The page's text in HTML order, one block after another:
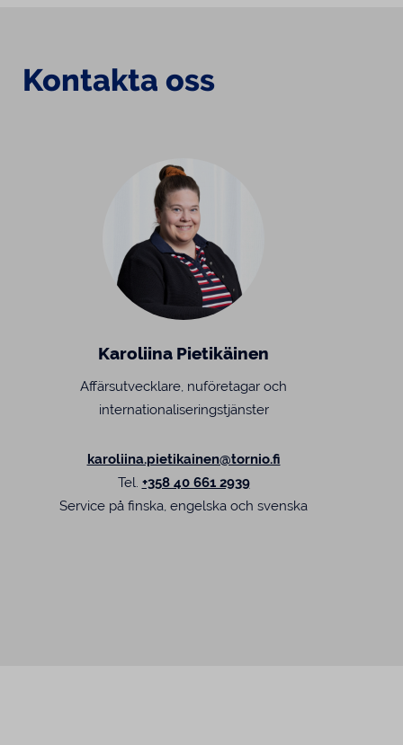
Kontakta oss
Karoliina Pietikäinen
Affärsutvecklare, nuföretagar och
internationaliseringstjänster
karoliina.pietikainen@tornio.fi
Tel. +358 40 661 2939
Service på finska, engelska och svenska